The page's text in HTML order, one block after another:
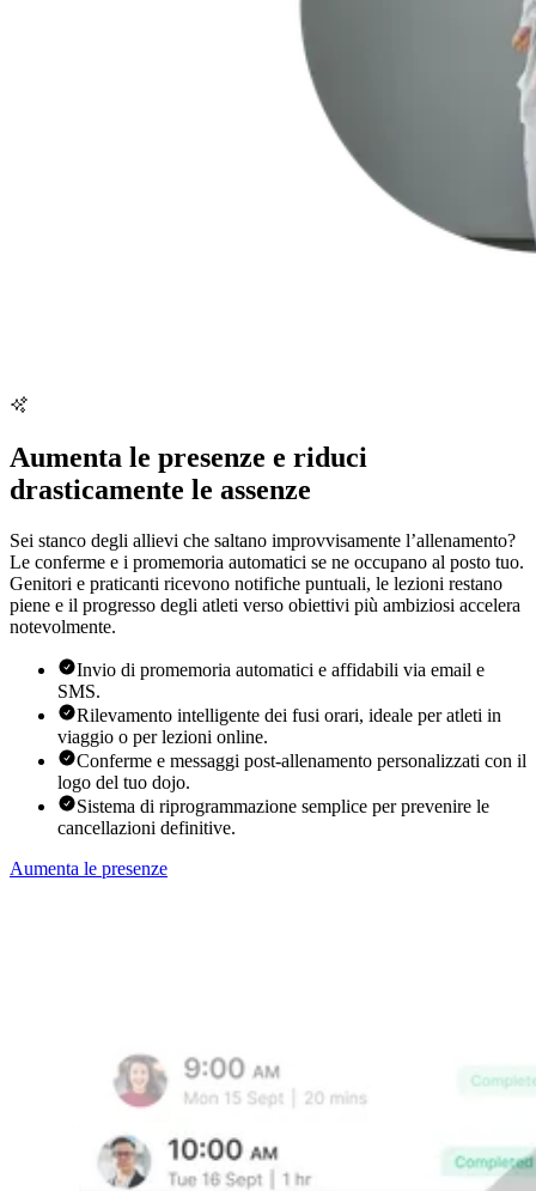
Aumenta le presenze e riduci
drasticamente le assenze
Sei stanco degli allievi che saltano improvvisamente l’allenamento?
Le conferme e i promemoria automatici se ne occupano al posto tuo.
Genitori e praticanti ricevono notifiche puntuali, le lezioni restano
piene e il progresso degli atleti verso obiettivi più ambiziosi accelera
notevolmente.
Invio di promemoria automatici e affidabili via email e
SMS.
Rilevamento intelligente dei fusi orari, ideale per atleti in
viaggio o per lezioni online.
Conferme e messaggi post-allenamento personalizzati con il
logo del tuo dojo.
Sistema di riprogrammazione semplice per prevenire le
cancellazioni definitive.
Aumenta le presenze